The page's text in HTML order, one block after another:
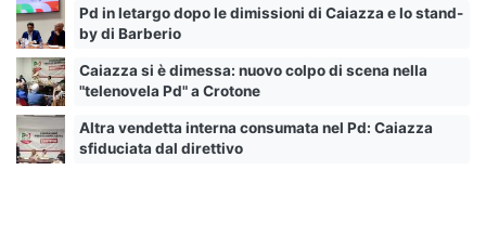
Pd in letargo dopo le dimissioni di Caiazza e lo stand-
by di Barberio
Caiazza si è dimessa: nuovo colpo di scena nella
"telenovela Pd" a Crotone
Altra vendetta interna consumata nel Pd: Caiazza
sfiduciata dal direttivo